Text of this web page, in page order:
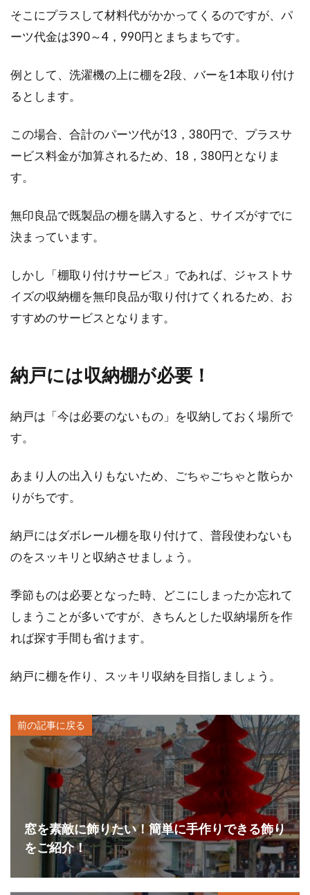
そこにプラスして材料代がかかってくるのですが、パ
ーツ代金は390～4，990円とまちまちです。
例として、洗濯機の上に棚を2段、バーを1本取り付け
るとします。
この場合、合計のパーツ代が13，380円で、プラスサ
ービス料金が加算されるため、18，380円となりま
す。
無印良品で既製品の棚を購入すると、サイズがすでに
決まっています。
しかし「棚取り付けサービス」であれば、ジャストサ
イズの収納棚を無印良品が取り付けてくれるため、お
すすめのサービスとなります。
納戸には収納棚が必要！
納戸は「今は必要のないもの」を収納しておく場所で
す。
あまり人の出入りもないため、ごちゃごちゃと散らか
りがちです。
納戸にはダボレール棚を取り付けて、普段使わないも
のをスッキリと収納させましょう。
季節ものは必要となった時、どこにしまったか忘れて
しまうことが多いですが、きちんとした収納場所を作
れば探す手間も省けます。
納戸に棚を作り、スッキリ収納を目指しましょう。
前の記事に戻る
窓を素敵に飾りたい！簡単に手作りできる飾り
をご紹介！